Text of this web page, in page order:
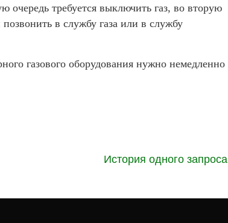
требуется выключить газ, во вторую
в службу газа или в службу
газового оборудования нужно немедленно
История одного запроса